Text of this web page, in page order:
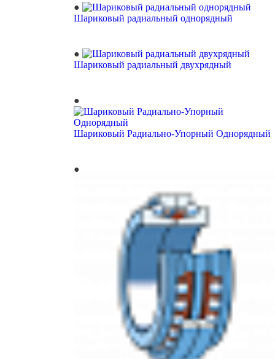
Шариковый радиальный однорядный
Шариковый радиальный двухрядный
Шариковый Радиально-Упорный Однорядный